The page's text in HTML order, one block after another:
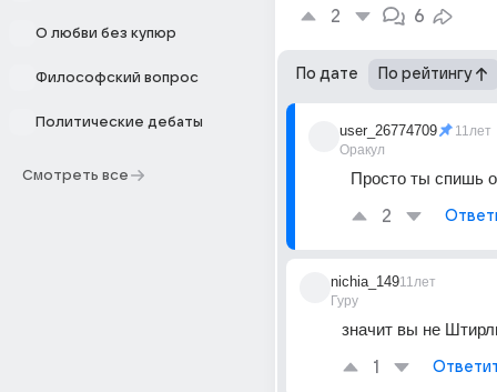
О любви без купюр
Философский вопрос
Политические дебаты
Смотреть все
2 6
По дате По рейтингу
user_26774709
Оракул
11лет
Просто ты спишь
2
nichia_149
Гуру
11лет
значит вы не
1